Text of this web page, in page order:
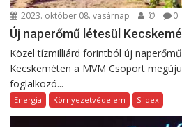
2023. október 08. vasárnap © 0
Új naperőmű létesül
Közel tízmilliárd forintból új
Kecskeméten a MVM Csoport
foglalkozó...
Energia Környezetvédelem Slidex